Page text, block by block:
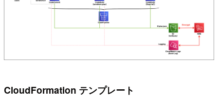
CloudFormation テンプレート